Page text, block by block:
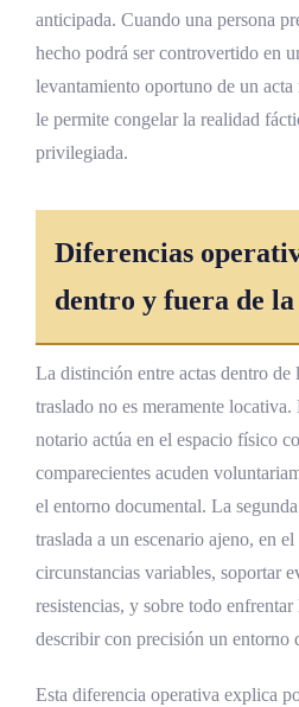
anticipada. Cuando una persona
hecho podrá ser controvertido en
levantamiento oportuno de un
le permite congelar la realidad
privilegiada.
Diferencias
dentro y fuera de
La distinción entre actas dentro de
traslado no es meramente
notario actúa en el espacio físico
comparecientes acuden
el entorno documental. La
traslada a un escenario ajeno, en
circunstancias variables, soportar
resistencias, y sobre todo
describir con precisión un entorno
Esta diferencia operativa explica